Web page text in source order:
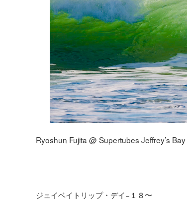
Ryoshun Fujita @ Supertubes Jeffrey’s
ジェイベイトリップ・デイ−１８〜